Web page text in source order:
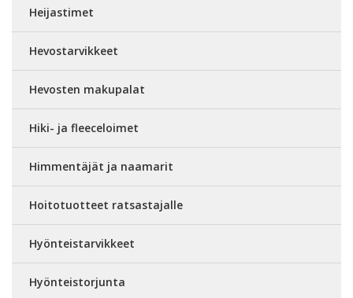
Heijastimet
Hevostarvikkeet
Hevosten makupalat
Hiki- ja fleeceloimet
Himmentäjät ja naamarit
Hoitotuotteet ratsastajalle
Hyönteistarvikkeet
Hyönteistorjunta